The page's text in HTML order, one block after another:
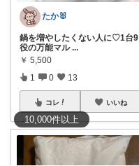
10,000件以上
たか🐰
鍋を増やしたくない人に♡1台9
役の万能マル ...
￥ 5,500
1 0 13
コレ いいね